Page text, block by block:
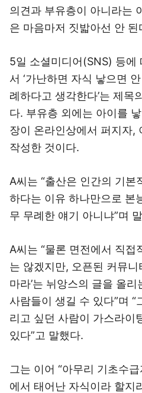
의견과 부유층이 아니라는
은 마음마저 짓밟아선 안
5일 소셜미디어(SNS) 등에
서 ‘가난하면 자식 낳으면
례하다고 생각한다’는 제목
다. 부유층 외에는 아이를
장이 온라인상에서 퍼지자,
작성한 것이다.
A씨는 “출산은 인간의 기
하다는 이유 하나만으로 본
무 무례한 얘기 아니냐”며
A씨는 “물론 면전에서 직접
는 않겠지만, 오픈된 커뮤니
마라’는 뉘앙스의 글을 올
사람들이 생길 수 있다”며
리고 싶던 사람이 가스라이
있다”고 말했다.
그는 이어 “아무리 기초수
에서 태어난 자식이라 할지